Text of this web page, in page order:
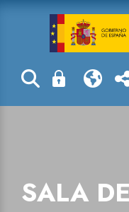
Sala
SALA